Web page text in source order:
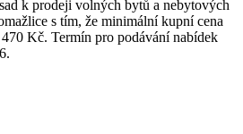
k prodeji volných bytů a nebytových
s tím, že minimální kupní cena
Kč. Termín pro podávání nabídek